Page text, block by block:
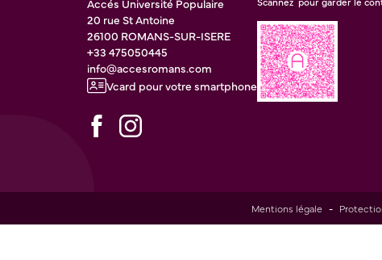
Accés Université Populaire
20 rue St Antoine
26100 ROMANS-SUR-ISERE
+33 475050445
info@accesromans.com
Vcard pour votre smartphone
Mentions légale -